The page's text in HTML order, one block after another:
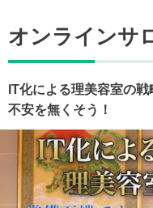
オンラインサ
IT化による理美容室の
不安を無くそう！